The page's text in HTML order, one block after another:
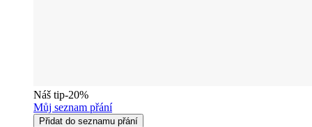
Náš tip-20%
Můj seznam přání
Přidat do seznamu přání